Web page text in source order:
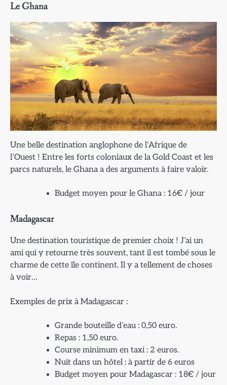
Le Ghana
Une belle destination anglophone de l’Afrique de
l’Ouest ! Entre les forts coloniaux de la Gold Coast et les
parcs naturels, le Ghana a des arguments à faire valoir.
Budget moyen pour le Ghana : 16€ / jour
Madagascar
Une destination touristique de premier choix ! J’ai un
ami qui y retourne très souvent, tant il est tombé sous le
charme de cette île continent. Il y a tellement de choses
à voir…
Exemples de prix à Madagascar :
Grande bouteille d’eau : 0,50 euro.
Repas : 1,50 euro.
Course minimum en taxi : 2 euros.
Nuit dans un hôtel : à partir de 6 euros
Budget moyen pour Madagascar : 18€ / jour